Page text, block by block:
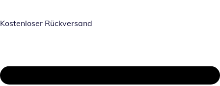
Kostenloser Rückversand